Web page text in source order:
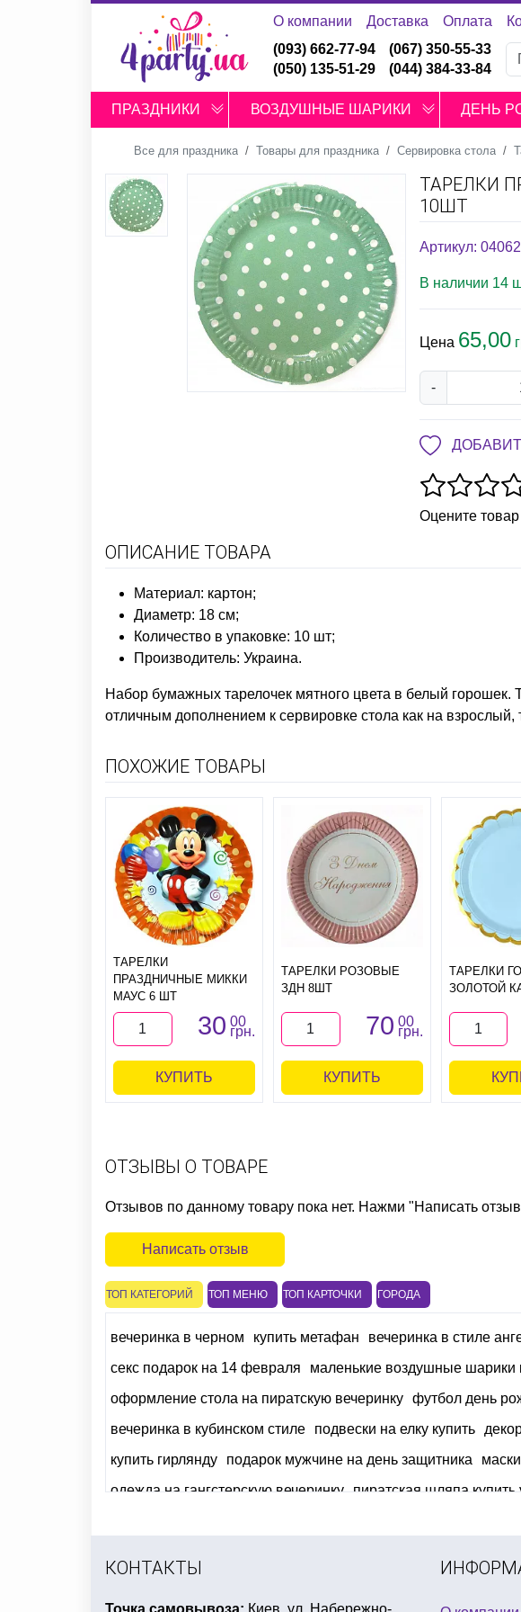
О компании Доставка Оплата
(093) 662-77-94
(050) 135-51-29
(067) 350-55-33
(044) 384-33-84
ПРАЗДНИКИ ВОЗДУШНЫЕ ШАРИКИ ДЕНЬ
Все для праздника Товары для праздника Сервировка стола
ТАРЕЛКИ
10ШТ
Артикул:
В наличии 14
Цена 65,00
-
Оцените
ОПИСАНИЕ ТОВАРА
Материал: картон;
Диаметр: 18 см;
Количество в упаковке: 10 шт;
Производитель: Украина.
Набор бумажных тарелочек мятного цвета в белый горошек.
отличным дополнением к сервировке стола как на взрослый,
ПОХОЖИЕ ТОВАРЫ
ТАРЕЛКИ
ПРАЗДНИЧНЫЕ МИККИ
МАУС 6 ШТ
30 00
грн.
КУПИТЬ
ТАРЕЛКИ РОЗОВЫЕ
ЗДН 8ШТ
70 00
грн.
КУПИТЬ
ТАРЕЛКИ
ЗОЛОТОЙ
ОТЗЫВЫ О ТОВАРЕ
Отзывов по данному товару пока нет. Нажми "Написать
Написать отзыв
ТОП КАТЕГОРИЙ ТОП МЕНЮ ТОП КАРТОЧКИ ГОРОДА
вечеринка в черном купить метафан вечеринка в стиле
секс подарок на 14 февраля
маленькие воздушные шарики
оформление стола на пиратскую вечеринку футбол день
вечеринка в кубинском стиле
подвески на елку купить
купить гирлянду
подарок мужчине на день защитника
одежда на гангстерскую вечеринку пиратская шляпа купить
КОНТАКТЫ
Точка самовывоза: Киев, ул. Набережно-